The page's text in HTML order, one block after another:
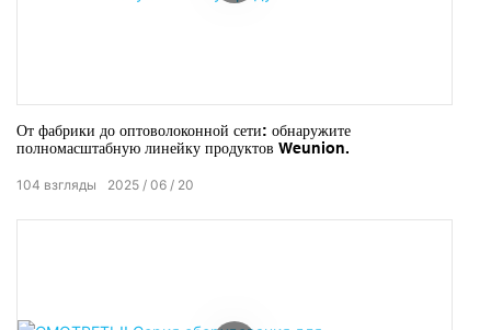
От фабрики до оптоволоконной сети: обнаружите
полномасштабную линейку продуктов Weunion.
2025 06 20
104 взгляды